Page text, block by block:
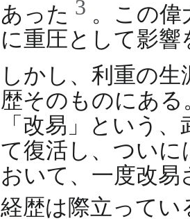
あった 3 。この偉
に重圧として影響
しかし、利重の
歴そのものにあ
「改易」という
て復活し、つい
おいて、一度改
経歴は際立ってい